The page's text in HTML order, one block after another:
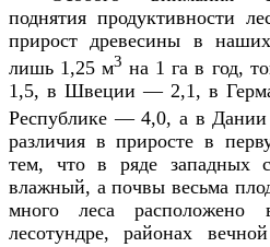
поднятия продуктивности
прирост древесины в наших
лишь 1,25 м3 на 1 га в год,
1,5, в Швеции — 2,1, в
Республике — 4,0, а в
различия в приросте в
тем, что в ряде западных
влажный, а почвы весьма
много леса расположено
лесотундре, районах